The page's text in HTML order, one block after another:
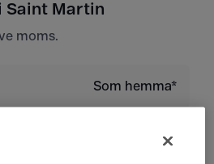
Saint Martin
moms.
Som hemma*